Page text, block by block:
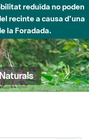
reduïda no poden
recinte a causa d'una
la Foradada.